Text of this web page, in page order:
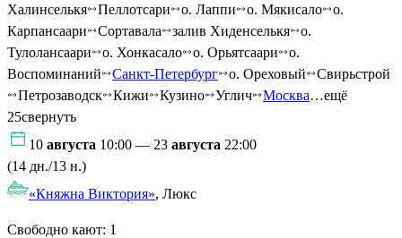
Халинселькя
Пеллотсари о. Лаппи о. Мякисало
о.
Карпансаари
Сортавала залив Хиденселькя
о.
Тулолансаари
о. Хонкасало о. Орьятсаари
о.
Воспоминаний
Санкт-Петербург о. Ореховый
Свирьстрой
Петрозаводск
Кижи Кузино Углич Москва…ещё
25свернуть
10 августа 10:00 — 23 августа 22:00
(14 дн./13 н.)
«Княжна Виктория», Люкс
Свободно кают: 1